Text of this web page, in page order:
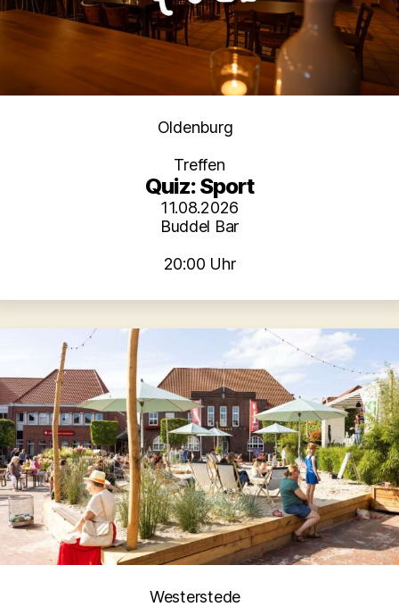
Kategorien
Oldenburg
Treffen
Quiz: Sport
11.08.2026
Buddel Bar
20:00 Uhr
Kategorien
Westerstede